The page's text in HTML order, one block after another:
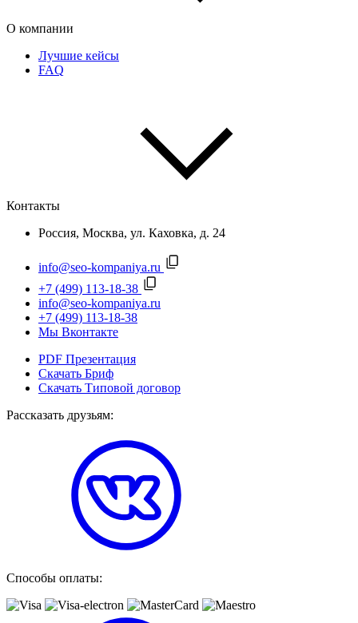
О компании
Лучшие кейсы
FAQ
Контакты
Россия, Москва, ул. Каховка, д. 24
info@seo-kompaniya.ru
+7 (499) 113-18-38
info@seo-kompaniya.ru
+7 (499) 113-18-38
Мы Вконтакте
PDF Презентация
Скачать Бриф
Скачать Типовой договор
Рассказать друзьям:
Способы оплаты: